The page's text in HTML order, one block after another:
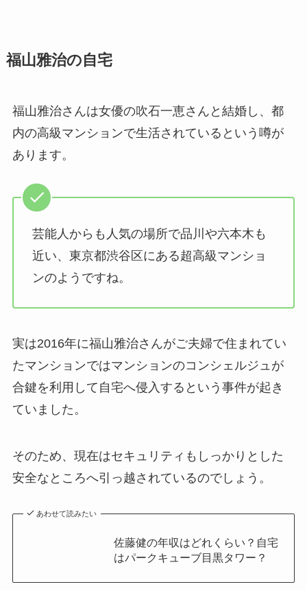
福山雅治の自宅
福山雅治さんは女優の吹石一恵さんと結婚し、都
内の高級マンションで生活されているという噂が
あります。
芸能人からも人気の場所で品川や六本木も
近い、東京都渋谷区にある超高級マンショ
ンのようですね。
実は2016年に福山雅治さんがご夫婦で住まれてい
たマンションではマンションのコンシェルジュが
合鍵を利用して自宅へ侵入するという事件が起き
ていました。
そのため、現在はセキュリティもしっかりとした
安全なところへ引っ越されているのでしょう。
あわせて読みたい
佐藤健の年収はどれくらい？自宅
はパークキューブ目黒タワー？